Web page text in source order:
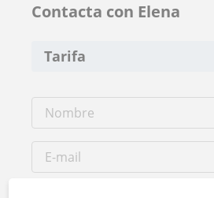
Contacta con Elena
Tarifa